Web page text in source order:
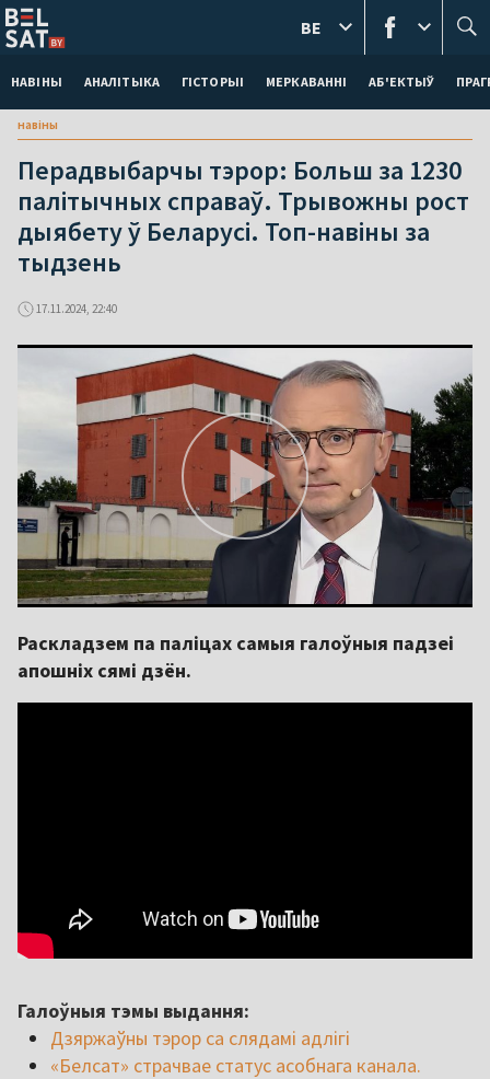
НАВІНЫ АНАЛІТЫКА ГІСТОРЫІ МЕРКАВАННI АБ'ЕКТЫЎ
BE
навіны
Перадвыбарчы тэрор: Больш за 1230
палітычных справаў. Трывожны рост
дыябету ў Беларусі. Топ-навіны за
тыдзень
17.11.2024, 22:40
Раскладзем па паліцах самыя галоўныя падзеі
апошніх сямі дзён.
Галоўныя тэмы выдання:
Дзяржаўны тэрор са слядамі адлігі
«Белсат» страчвае статус асобнага канала.